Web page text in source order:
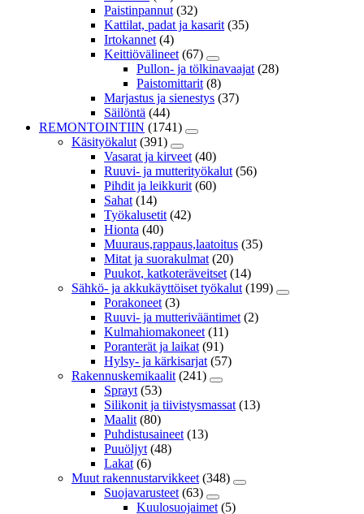
Paistinpannut (32)
Kattilat, padat ja kasarit (35)
Irtokannet (4)
Keittiövälineet (67)
Pullon- ja tölkinavaajat (28)
Paistomittarit (8)
Marjastus ja sienestys (37)
Säilöntä (44)
REMONTOINTIIN (1741)
Käsityökalut (391)
Vasarat ja kirveet (40)
Ruuvi- ja mutterityökalut (56)
Pihdit ja leikkurit (60)
Sahat (14)
Työkalusetit (42)
Hionta (40)
Muuraus,rappaus,laatoitus (35)
Mitat ja suorakulmat (20)
Puukot, katkoteräveitset (14)
Sähkö- ja akkukäyttöiset työkalut (199)
Porakoneet (3)
Ruuvi- ja mutterivääntimet (2)
Kulmahiomakoneet (11)
Poranterät ja laikat (91)
Hylsy- ja kärkisarjat (57)
Rakennuskemikaalit (241)
Sprayt (53)
Silikonit ja tiivistysmassat (13)
Maalit (80)
Puhdistusaineet (13)
Puuöljyt (48)
Lakat (6)
Muut rakennustarvikkeet (348)
Suojavarusteet (63)
Kuulosuojaimet (5)